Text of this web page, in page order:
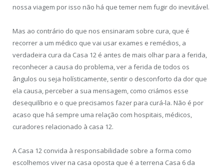
nossa viagem por isso não há que temer nem fugir do inevitável.
Mas ao contrário do que nos ensinaram sobre cura, que é
recorrer a um médico que vai usar exames e remédios, a
verdadeira cura da Casa 12 é antes de mais olhar para a ferida,
reconhecer a causa do problema, ver a ferida de todos os
ângulos ou seja holísticamente, sentir o desconforto da dor que
ela causa, perceber a sua mensagem, como criámos esse
desequilíbrio e o que precisamos fazer para curá-la. Não é por
acaso que há sempre uma relação com hospitais, médicos,
curadores relacionado à casa 12.
A Casa 12 convida à responsabilidade sobre a forma como
escolhemos viver na casa oposta que é a terrena Casa 6 da